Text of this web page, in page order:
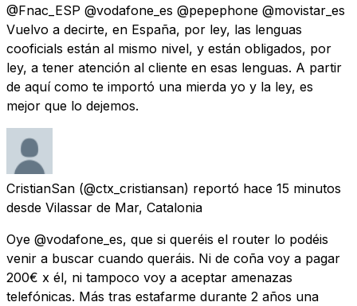
@Fnac_ESP @vodafone_es @pepephone @movistar_es
Vuelvo a decirte, en España, por ley, las lenguas
cooficials están al mismo nivel, y están obligados, por
ley, a tener atención al cliente en esas lenguas. A partir
de aquí como te importó una mierda yo y la ley, es
mejor que lo dejemos.
CristianSan (@ctx_cristiansan) reportó hace 15 minutos
desde Vilassar de Mar, Catalonia
Oye @vodafone_es, que si queréis el router lo podéis
venir a buscar cuando queráis. Ni de coña voy a pagar
200€ x él, ni tampoco voy a aceptar amenazas
telefónicas. Más tras estafarme durante 2 años una